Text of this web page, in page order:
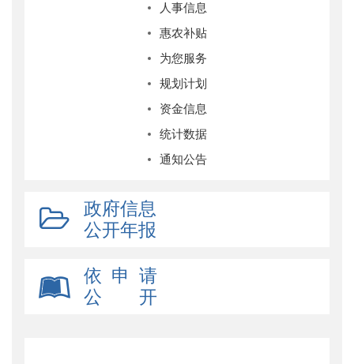
人事信息
惠农补贴
为您服务
规划计划
资金信息
统计数据
通知公告
政府信息
公开年报
依 申 请
公 开